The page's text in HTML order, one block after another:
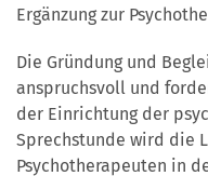
Ergänzung zur
Die Gründung und
anspruchsvoll und
der Einrichtung der
Sprechstunde wird die
Psychotherapeuten in